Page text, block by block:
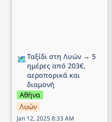
🗺️Ταξίδι στη Λυών → 5
ημέρες από 203€,
αεροπορικά και
διαμονή
Αθήνα
Λυών
Jan 12, 2025 8:33 AM